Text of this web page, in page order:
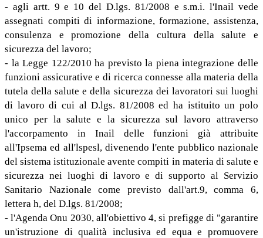
- agli artt. 9 e 10 del D.lgs. 81/2008 e s.m.i. l'Inail vede
assegnati compiti di informazione, formazione, assistenza,
consulenza e promozione della cultura della salute e
sicurezza del lavoro;
- la Legge 122/2010 ha previsto la piena integrazione delle
funzioni assicurative e di ricerca connesse alla materia della
tutela della salute e della sicurezza dei lavoratori sui luoghi
di lavoro di cui al D.lgs. 81/2008 ed ha istituito un polo
unico per la salute e la sicurezza sul lavoro attraverso
l'accorpamento in Inail delle funzioni già attribuite
all'Ipsema ed all'lspesl, divenendo l'ente pubblico nazionale
del sistema istituzionale avente compiti in materia di salute e
sicurezza nei luoghi di lavoro e di supporto al Servizio
Sanitario Nazionale come previsto dall'art.9, comma 6,
lettera h, del D.lgs. 81/2008;
- l'Agenda Onu 2030, all'obiettivo 4, si prefigge di "garantire
un'istruzione di qualità inclusiva ed equa e promuovere